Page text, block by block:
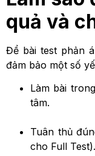
quả và
Để bài test phản
đảm bảo một số
Làm bài
tâm.
Tuân thủ
cho Full Test).